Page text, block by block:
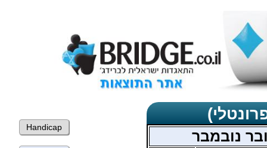
נובמבר
Handicap